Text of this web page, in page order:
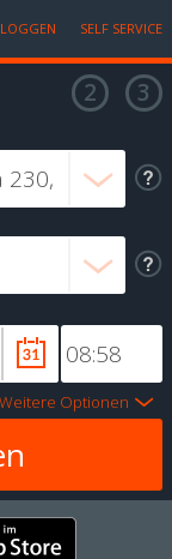
SELF SERVICE
Weitere Optionen